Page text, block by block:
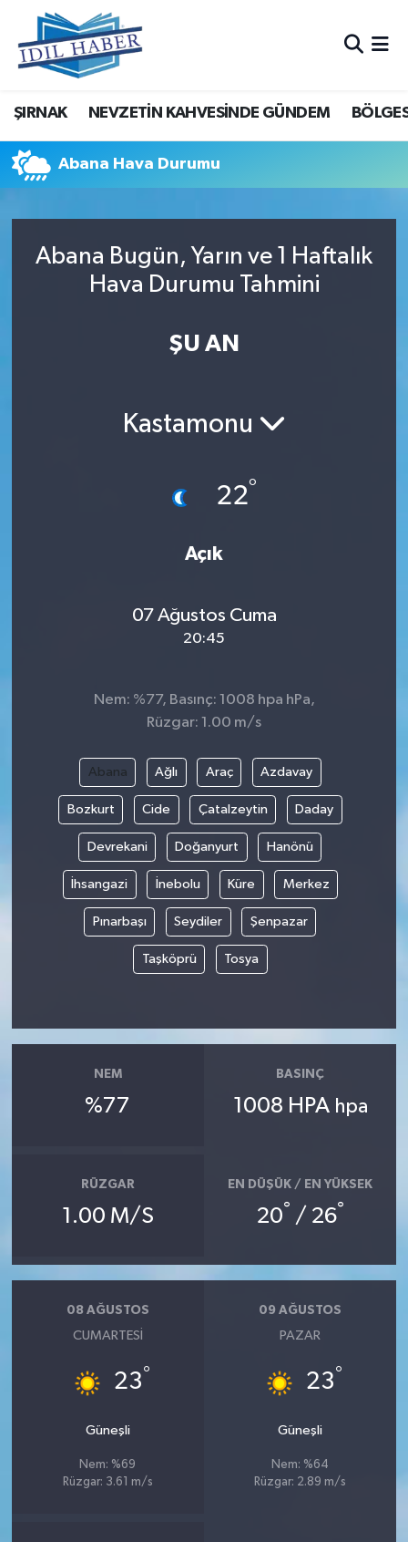
ŞIRNAK NEVZETİN KAHVESİNDE GÜNDEM
Abana Hava Durumu
Abana Bugün, Yarın ve 1 Haftalık
Hava Durumu Tahmini
ŞU AN
Kastamonu
22°
Açık
07 Ağustos Cuma
20:45
Nem: %77, Basınç: 1008 hpa hPa,
Rüzgar: 1.00 m/s
Abana Ağlı Araç Azdavay
Bozkurt Cide Çatalzeytin Daday
Devrekani Doğanyurt Hanönü
İhsangazi İnebolu Küre Merkez
Pınarbaşı Seydiler Şenpazar
Taşköprü Tosya
NEM
%77
BASINÇ
1008 HPA hpa
RÜZGAR
1.00 M/S
EN DÜŞÜK / EN YÜKSEK
20° / 26°
08 AĞUSTOS
CUMARTESI
23°
Güneşli
Nem: %69
Rüzgar: 3.61 m/s
09 AĞUSTOS
PAZAR
23°
Güneşli
Nem: %64
Rüzgar: 2.89 m/s
Nöbetçi Eczaneler
Hava Durumu
Trafik Durumu
Tüm Manşetler